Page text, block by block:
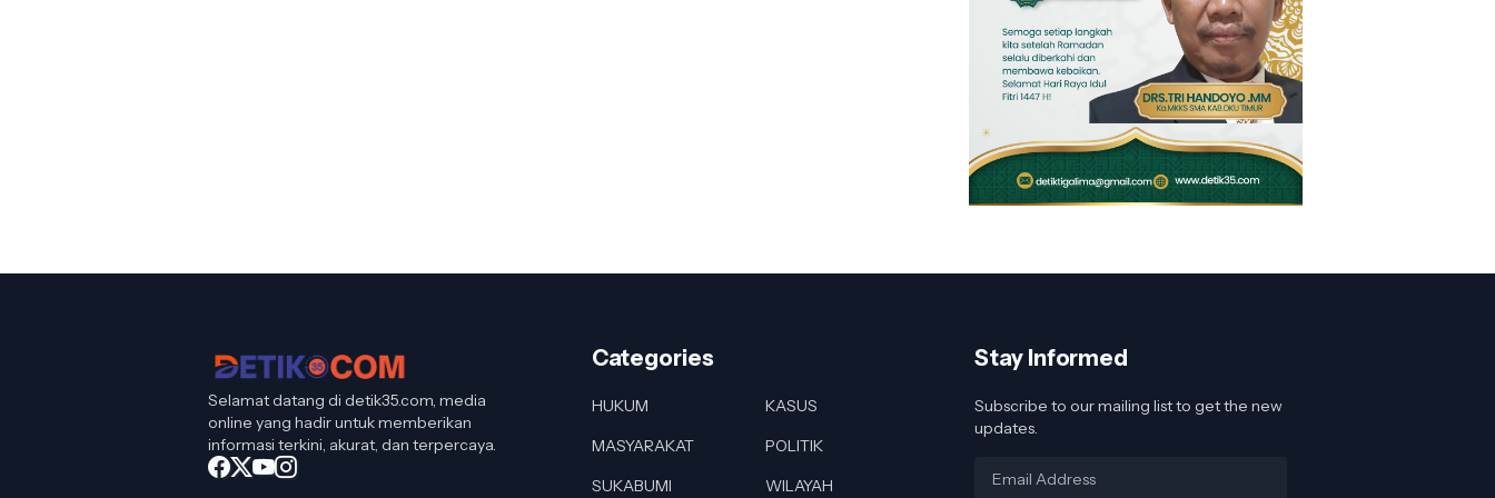
Selamat datang di detik35.com, media
online yang hadir untuk memberikan
informasi terkini, akurat, dan terpercaya.
Categories
HUKUM
KASUS
MASYARAKAT
POLITIK
SUKABUMI
WILAYAH
Stay Informed
Subscribe to our mailing list to get the new
updates.